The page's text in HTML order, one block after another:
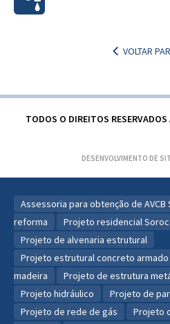
VOLTAR
TODOS O DIREITOS
DESENVOLVIMENTO DE
Assessoria para obtenção de AVCB
reforma
Projeto residencial
Projeto de alvenaria estrutural
Projeto estrutural concreto armado
madeira
Projeto de estrutura
Projeto hidráulico
Projeto de
Projeto de rede de gás
Projeto